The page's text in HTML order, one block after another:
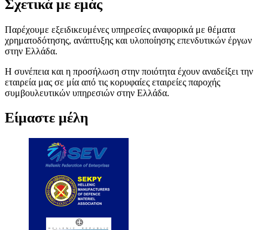
Σχετικά με εμάς
Παρέχουμε εξειδικευμένες υπηρεσίες αναφορικά με θέματα
χρηματοδότησης, ανάπτυξης και υλοποίησης επενδυτικών έργων
στην Ελλάδα.
Η συνέπεια και η προσήλωση στην ποιότητα έχουν αναδείξει την
εταιρεία μας σε μία από τις κορυφαίες εταιρείες παροχής
συμβουλευτικών υπηρεσιών στην Ελλάδα.
Είμαστε μέλη